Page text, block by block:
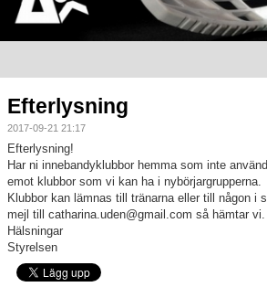
Nyheter
Om klubben
Matcher
Kontakt
Efterlysning
2017-09-21 21:17
Efterlysning!
Har ni innebandyklubbor hemma som inte
emot klubbor som vi kan ha i nybörjargrupperna.
Klubbor kan lämnas till tränarna eller till någon i
mejl till catharina.uden@gmail.com så hämtar vi.
Hälsningar
Styrelsen